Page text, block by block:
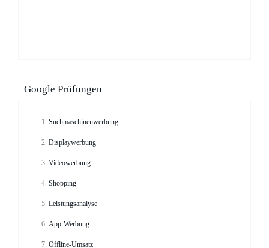
Google Prüfungen
Suchmaschinenwerbung
Displaywerbung
Videowerbung
Shopping
Leistungsanalyse
App-Werbung
Offline-Umsatz